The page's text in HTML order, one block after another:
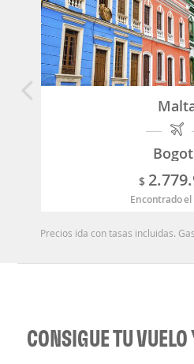
$
Encontrado el
Precios ida con tasas incluidas.
CONSIGUE TU